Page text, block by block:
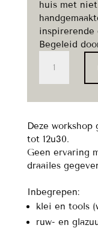
huis met
inspirerende
Begeleid
'MOK'
-
aantal
Deze workshop
tot 12u30.
Geen ervaring
draailes
Inbegrepen:
klei en tools
ruw- en